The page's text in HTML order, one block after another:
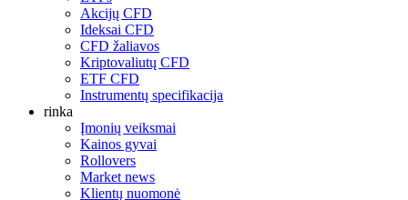
Akcijų CFD
Ideksai CFD
CFD žaliavos
Kriptovaliutų CFD
ETF CFD
Instrumentų specifikacija
rinka
Įmonių veiksmai
Kainos gyvai
Rollovers
Market news
Klientų nuomonė